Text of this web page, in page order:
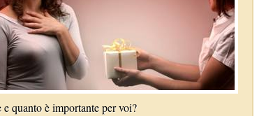
quanto è importante per voi?